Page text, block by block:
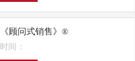
《顾问式销售》®
时间：